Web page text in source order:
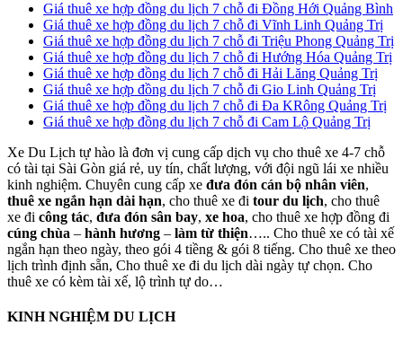
Giá thuê xe hợp đồng du lịch 7 chỗ đi Đồng Hới Quảng Bình
Giá thuê xe hợp đồng du lịch 7 chỗ đi Vĩnh Linh Quảng Trị
Giá thuê xe hợp đồng du lịch 7 chỗ đi Triệu Phong Quảng Trị
Giá thuê xe hợp đồng du lịch 7 chỗ đi Hướng Hóa Quảng Trị
Giá thuê xe hợp đồng du lịch 7 chỗ đi Hải Lăng Quảng Trị
Giá thuê xe hợp đồng du lịch 7 chỗ đi Gio Linh Quảng Trị
Giá thuê xe hợp đồng du lịch 7 chỗ đi Đa KRông Quảng Trị
Giá thuê xe hợp đồng du lịch 7 chỗ đi Cam Lộ Quảng Trị
Xe Du Lịch tự hào là đơn vị cung cấp dịch vụ cho thuê xe 4-7 chỗ
có tài tại Sài Gòn giá rẻ, uy tín, chất lượng, với đội ngũ lái xe nhiều
kinh nghiệm. Chuyên cung cấp xe đưa đón cán bộ nhân viên,
thuê xe ngắn hạn dài hạn, cho thuê xe đi tour du lịch, cho thuê
xe đi công tác, đưa đón sân bay, xe hoa, cho thuê xe hợp đồng đi
cúng chùa – hành hương – làm từ thiện….. Cho thuê xe có tài xế
ngắn hạn theo ngày, theo gói 4 tiềng & gói 8 tiếng. Cho thuê xe theo
lịch trình định sẵn, Cho thuê xe đi du lịch dài ngày tự chọn. Cho
thuê xe có kèm tài xế, lộ trình tự do…
KINH NGHIỆM DU LỊCH